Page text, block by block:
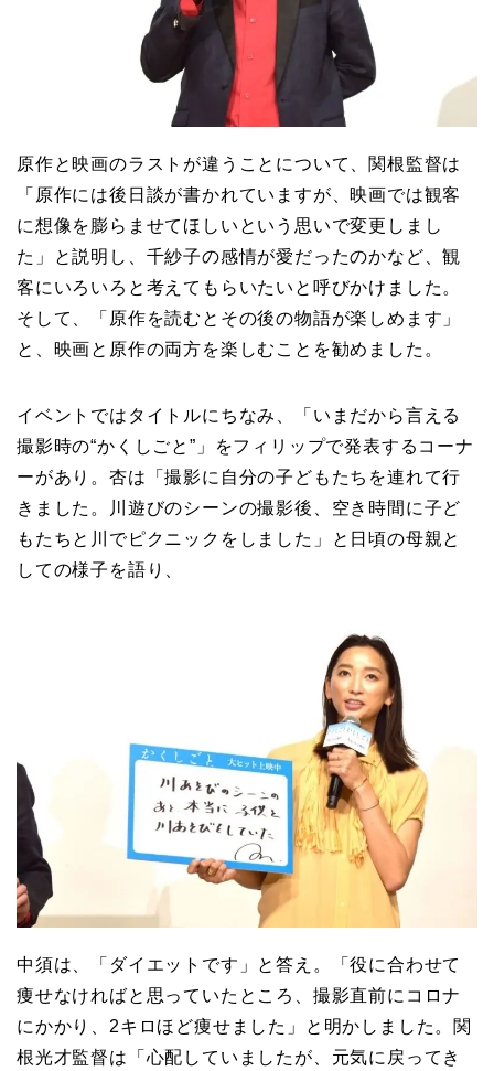
原作と映画のラストが違うことについて、関根監督は
「原作には後日談が書かれていますが、映画では観客
に想像を膨らませてほしいという思いで変更しまし
た」と説明し、千紗子の感情が愛だったのかなど、観
客にいろいろと考えてもらいたいと呼びかけました。
そして、「原作を読むとその後の物語が楽しめます」
と、映画と原作の両方を楽しむことを勧めました。
イベントではタイトルにちなみ、「いまだから言える
撮影時の“かくしごと”」をフィリップで発表するコーナ
ーがあり。杏は「撮影に自分の子どもたちを連れて行
きました。川遊びのシーンの撮影後、空き時間に子ど
もたちと川でピクニックをしました」と日頃の母親と
しての様子を語り、
中須は、「ダイエットです」と答え。「役に合わせて
痩せなければと思っていたところ、撮影直前にコロナ
にかかり、2キロほど痩せました」と明かしました。関
根光才監督は「心配していましたが、元気に戻ってき